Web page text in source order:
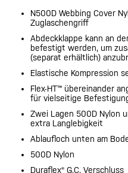
N500D Webbing Cover
Zuglaschengriff
Abdeckklappe kann an
befestigt werden, um
(separat erhältlich)
Elastische Kompression
Flex-HT™ übereinander
für vielseitige
Zwei Lagen 500D Nylon
extra Langlebigkeit
Ablaufloch unten am
500D Nylon
Duraflex® G.C. Verschluss